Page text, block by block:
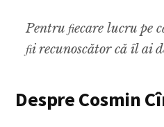
Pentru ﬁecare lucru pe
ﬁi recunoscător că îl ai
Despre Cosmin